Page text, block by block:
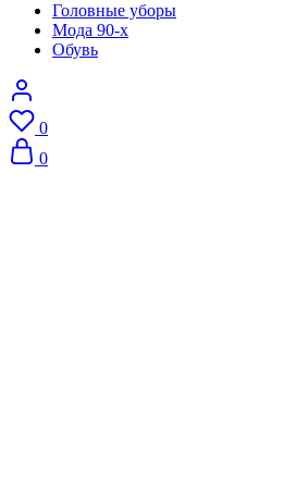
Головные уборы
Мода 90-х
Обувь
0
0